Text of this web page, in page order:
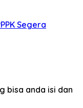
Segera
bisa anda isi dan